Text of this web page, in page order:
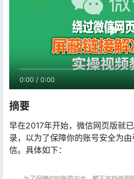
0:00 / 0:00
摘要
早在2017年开始，微信网页版就
录，以为了保障你的账号安全为
信。具体如下：